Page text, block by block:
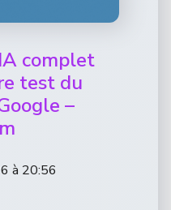
complet
test du
–
à 20:56